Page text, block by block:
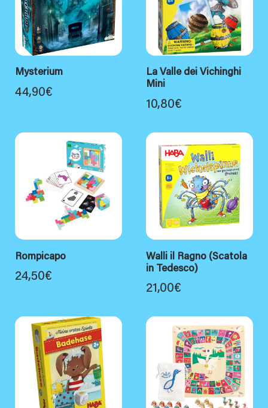
Mysterium
44,90€
La Valle dei Vichinghi
Mini
10,80€
Rompicapo
24,50€
Walli il Ragno (Scatola
in Tedesco)
21,00€